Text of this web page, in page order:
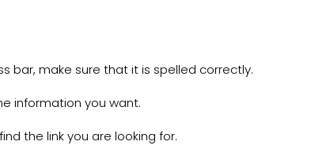
bar, make sure that it is spelled correctly.
information you want.
the link you are looking for.